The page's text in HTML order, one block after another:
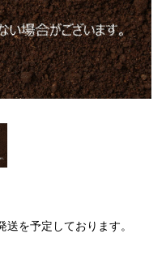
を予定しております。